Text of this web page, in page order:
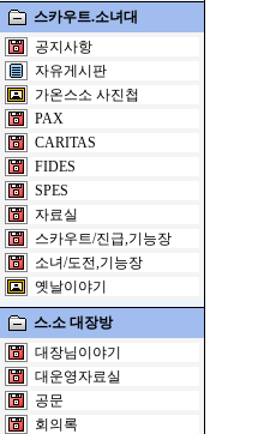
스카우트.소녀대
공지사항
자유게시판
가온스소 사진첩
PAX
CARITAS
FIDES
SPES
자료실
스카우트/진급,기능장
소녀/도전,기능장
옛날이야기
스.소 대장방
대장님이야기
대운영자료실
공문
회의록